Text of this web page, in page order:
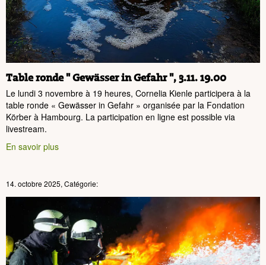
Table ronde " Gewässer in Gefahr ", 3.11. 19.00
Le lundi 3 novembre à 19 heures, Cornelia Kienle participera à la
table ronde « Gewässer in Gefahr » organisée par la Fondation
Körber à Hambourg. La participation en ligne est possible via
livestream.
En savoir plus
14. octobre 2025, Catégorie: